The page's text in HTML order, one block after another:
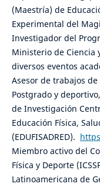
(Maestría) de
Experimental del
Investigador del
Ministerio de Ciencia
diversos eventos
Asesor de trabajos
Postgrado y
de Investigación
Educación Física,
(EDUFISADRED).
Miembro activo del
Física y Deporte
Latinoamericana de